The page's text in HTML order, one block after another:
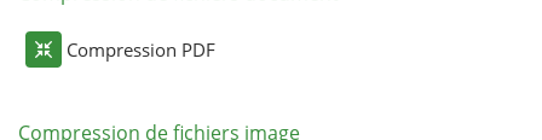
Compression PDF
Compression de fichiers image